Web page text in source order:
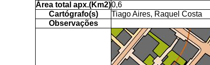
Área total apx.(Km2)0,6
Cartógrafo(s)
Tiago Aires, Raquel Costa
Observações